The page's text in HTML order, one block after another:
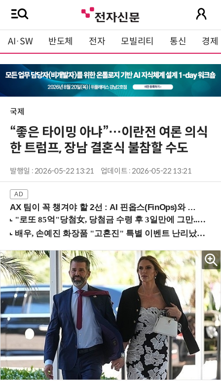
AI·SW 반도체 전자 모빌리티 통신 경제
국제
“좋은 타이밍 아냐”…이란전 여론 의식
한 트럼프, 장남 결혼식 불참할 수도
발행일 : 2026-05-22 13:21 업데이트 : 2026-05-22 13:21
AX 팀이 꼭 챙겨야 할 2선 : AI 핀옵스(FinOps)와 토큰 거버넌스 (8/21 잠실역)